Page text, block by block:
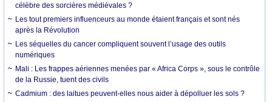
célèbre des sorcières médiévales ?
Les tout premiers influenceurs au monde étaient français et sont nés
après la Révolution
Les séquelles du cancer compliquent souvent l’usage des outils
numériques
Mali : Les frappes aériennes menées par « Africa Corps », sous le contrôle
de la Russie, tuent des civils
Cadmium : des laitues peuvent-elles nous aider à dépolluer les sols ?